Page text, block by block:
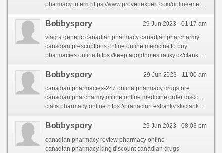
pharmacy intern https://www.provenexpert.com/online-medicine-to-buy4/
29 Jun 2023 - 01:17 am
Bobbyspory
viagra generic canadian pharmacy canadian pharcharmy
canadian prescriptions online online medicine to buy
pharmacies online https://keeptagoldno.estranky.cz/clanky/pharmacies-shipping-to-usa.html
29 Jun 2023 - 11:00 am
Bobbyspory
canadian pharmacies-247 online pharmacy drugstore
canadian pharcharmy online online medicine order discount
cialis pharmacy online https://branacinri.estranky.sk/clanky/online-medicine-shopping.html
29 Jun 2023 - 08:03 pm
Bobbyspory
canadian pharmacy review pharmacy online
canadian pharmacy king discount canadian drugs